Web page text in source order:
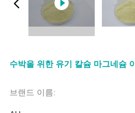
수박을 위한 유기 칼슘 마그네슘
브랜드 이름: